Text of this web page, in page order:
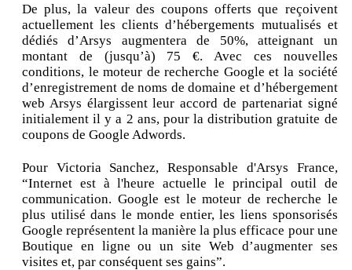
De plus, la valeur des coupons offerts que reçoivent
actuellement les clients d’hébergements mutualisés et
dédiés d’Arsys augmentera de 50%, atteignant un
montant de (jusqu’à) 75 €. Avec ces nouvelles
conditions, le moteur de recherche Google et la société
d’enregistrement de noms de domaine et d’hébergement
web Arsys élargissent leur accord de partenariat signé
initialement il y a 2 ans, pour la distribution gratuite de
coupons de Google Adwords.
Pour Victoria Sanchez, Responsable d'Arsys France,
“Internet est à l'heure actuelle le principal outil de
communication. Google est le moteur de recherche le
plus utilisé dans le monde entier, les liens sponsorisés
Google représentent la manière la plus efficace pour une
Boutique en ligne ou un site Web d’augmenter ses
visites et, par conséquent ses gains”.